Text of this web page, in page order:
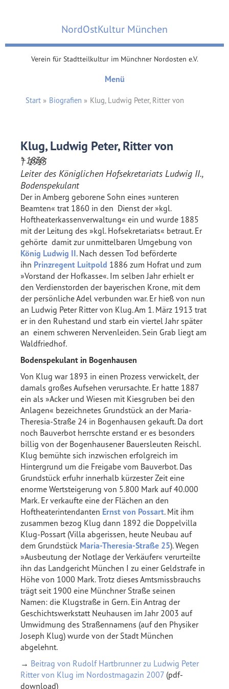
NordOstKultur München
Verein für Stadtteilkultur im Münchner Nordosten e.V.
Menü
Start Biografien Klug, Ludwig Peter, Ritter von
Klug, Ludwig Peter, Ritter von
* 1838
† 1913
Leiter des Königlichen Hofsekretariats Ludwig II.,
Bodenspekulant
Der in Amberg geborene Sohn eines »unteren
Beamten« trat 1860 in den Dienst der »kgl.
Hoftheaterkassenverwaltung« ein und wurde 1885
mit der Leitung des »kgl. Hofsekretariats« betraut. Er
gehörte damit zur unmittelbaren Umgebung von
König Ludwig II. Nach dessen Tod beförderte
ihn Prinzregent Luitpold 1886 zum Hofrat und zum
»Vorstand der Hofkasse«. Im selben Jahr erhielt er
den Verdienstorden der bayerischen Krone, mit dem
der persönliche Adel verbunden war. Er hieß von nun
an Ludwig Peter Ritter von Klug. Am 1. März 1913 trat
er in den Ruhestand und starb ein viertel Jahr später
an einem schweren Nervenleiden. Sein Grab liegt am
Waldfriedhof.
Bodenspekulant in Bogenhausen
Von Klug war 1893 in einen Prozess verwickelt, der
damals großes Aufsehen verursachte. Er hatte 1887
ein als »Acker und Wiesen mit Kiesgruben bei den
Anlagen« bezeichnetes Grundstück an der Maria-
Theresia-Straße 24 in Bogenhausen gekauft. Da dort
noch Bauverbot herrschte erstand er es besonders
billig von der Bogenhausener Bauersleuten Reischl.
Klug bemühte sich inzwischen erfolgreich im
Hintergrund um die Freigabe vom Bauverbot. Das
Grundstück erfuhr innerhalb kürzester Zeit eine
enorme Wertsteigerung von 5.800 Mark auf 40.000
Mark. Er verkaufte eine der Flächen an den
Hoftheaterintendanten Ernst von Possart. Mit ihm
zusammen bezog Klug dann 1892 die Doppelvilla
Klug-Possart (Villa abgerissen, heute Neubau auf
dem Grundstück Maria-Theresia-Straße 25). Wegen
»Ausbeutung der Notlage der Verkäufer« verurteilte
ihn das Landgericht München I zu einer Geldstrafe in
Höhe von 1000 Mark. Trotz dieses Amtsmissbrauchs
trägt seit 1900 eine Münchner Straße seinen
Namen: die Klugstraße in Gern. Ein Antrag der
Geschichtswerkstatt Neuhausen im Jahr 2003 auf
Umwidmung des Straßennamens (auf den Physiker
Joseph Klug) wurde von der Stadt München
abgelehnt.
→ Beitrag von Rudolf Hartbrunner zu Ludwig Peter
Ritter von Klug im Nordostmagazin 2007 (pdf-
download)